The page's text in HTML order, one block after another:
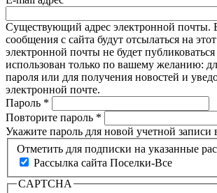
Существующий адрес электронной почты.
сообщения с сайта будут отсылаться на
электронной почты не будет публиковаться
использован только по вашему желанию:
пароля или для получения новостей и
электронной почте.
Пароль *
Повторите пароль *
Укажите пароль для новой учетной записи
Отметить для подписки на указанные
Рассылка сайта Поселки-Все
CAPTCHA